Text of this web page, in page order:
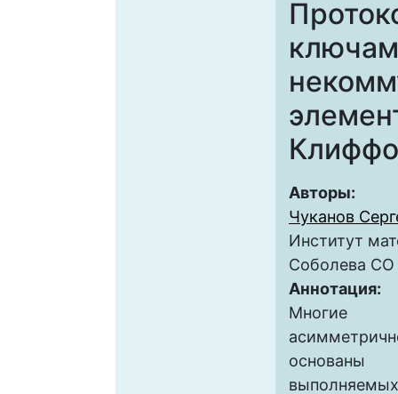
Авторы:
Чуканов
Институт
Соболева
Аннотация:
Многие